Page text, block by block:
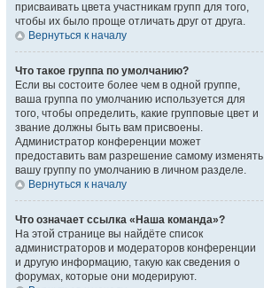
присваивать цвета участникам групп для того,
чтобы их было проще отличать друг от друга.
Вернуться к началу
Что такое группа по умолчанию?
Если вы состоите более чем в одной группе,
ваша группа по умолчанию используется для
того, чтобы определить, какие групповые цвет и
звание должны быть вам присвоены.
Администратор конференции может
предоставить вам разрешение самому изменять
вашу группу по умолчанию в личном разделе.
Вернуться к началу
Что означает ссылка «Наша команда»?
На этой странице вы найдёте список
администраторов и модераторов конференции
и другую информацию, такую как сведения о
форумах, которые они модерируют.